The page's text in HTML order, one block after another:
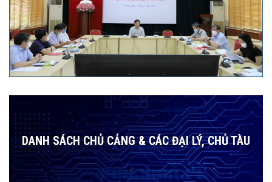
DANH SÁCH CHỦ CẢNG & CÁC ĐẠI LÝ, CHỦ TÀU